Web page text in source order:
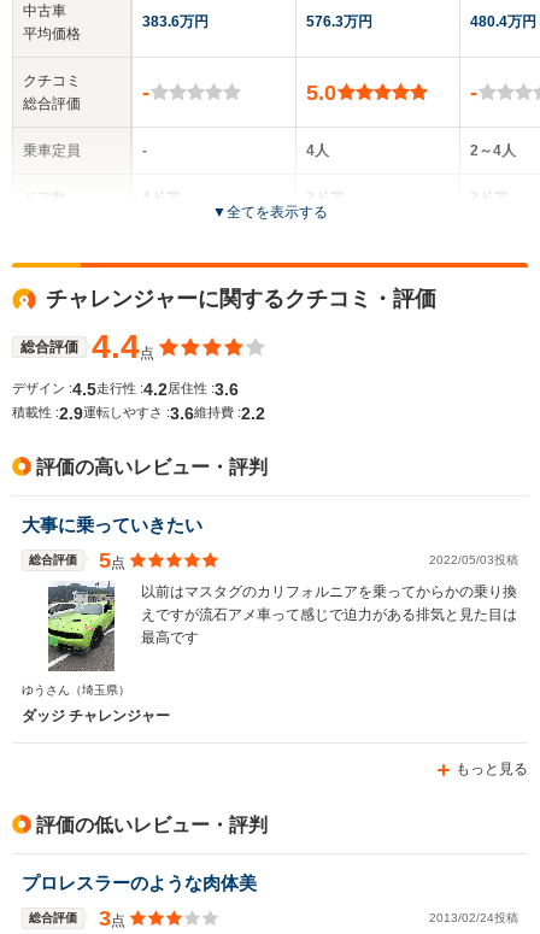
中古車
平均価格
クチコミ
総合評価
乗車定員
サイズ
(全長x全幅x全高)
WLTCモード
燃費
駆動方式
383.6万円
-
-
4ドア
全高
-m
-m
FR、4WD
576.3万円
5.0
4人
2ドア
全高
480.4万円
-
2～4人
2ドア
全
2260～
▼全てを表示する
チャレンジャーに関するクチコミ・評価
総合評価 4.4点
デザイン :4.5走行性 :4.2 居住性 :3.6
積載性 :2.9運転しやすさ :3.6維持費 :2.2
評価の高いレビュー・評判
大事に乗っていきたい
総合評価 5点 2022/05/03投稿
以前はマスタグのカリフォルニアを乗ってからかの乗り換
えですが流石アメ車って感じで迫力がある排気と見た目は
最高です
ゆうさん （埼玉県）
ダッジ チャレンジャー
もっと見る
評価の低いレビュー・評判
プロレスラーのような肉体美
総合評価 3点 2013/02/24投稿